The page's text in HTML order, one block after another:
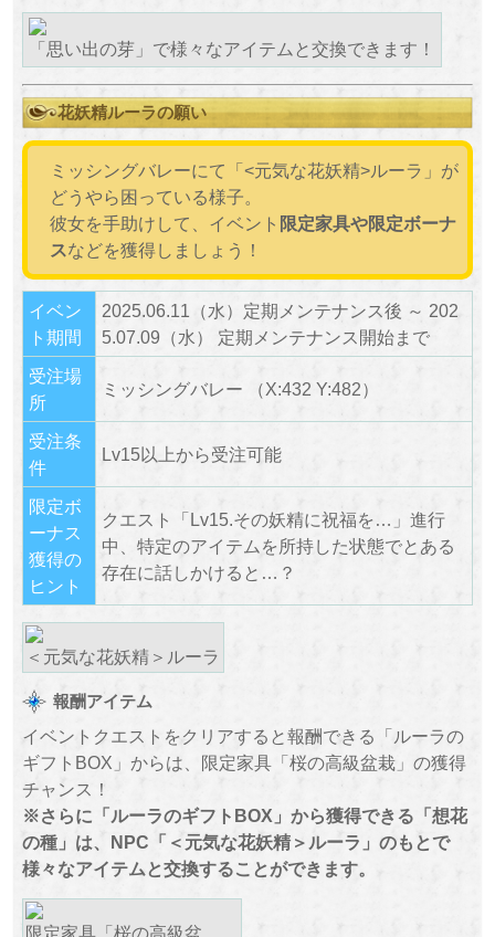
「思い出の芽」で様々なアイテムと交換できます！
花妖精ルーラの願い
ミッシングバレーにて「<元気な花妖精>ルーラ」が
どうやら困っている様子。
彼女を手助けして、イベント 限定家具や限定ボーナ
スなどを獲得しましょう！
イベン
ト期間
2025.06.11（水）定期メンテナンス後 ～ 202
5.07.09（水） 定期メンテナンス開始まで
受注場
所
ミッシングバレー （X:432 Y:482）
受注条
件
Lv15以上から受注可能
限定ボ
ーナス
獲得の
ヒント
クエスト「Lv15.その妖精に祝福を…」進行
中、特定のアイテムを所持した状態でとある
存在に話しかけると…？
＜元気な花妖精＞ルーラ
報酬アイテム
イベントクエストをクリアすると報酬できる「ルーラの
ギフトBOX」からは、限定家具「桜の高級盆栽」の獲得
チャンス！
※さらに「ルーラのギフトBOX」から獲得できる「想花
の種」は、NPC「＜元気な花妖精＞ルーラ」のもとで
様々なアイテムと交換することができます。
限定家具「桜の高級盆